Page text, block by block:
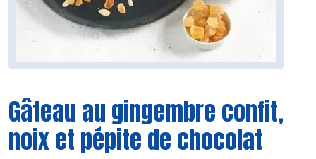
Gâteau au gingembre confit,
noix et pépite de chocolat